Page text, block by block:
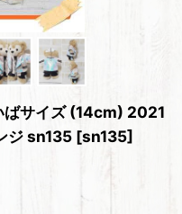
ばサイズ (14cm) 2021
ジ sn135 [sn135]